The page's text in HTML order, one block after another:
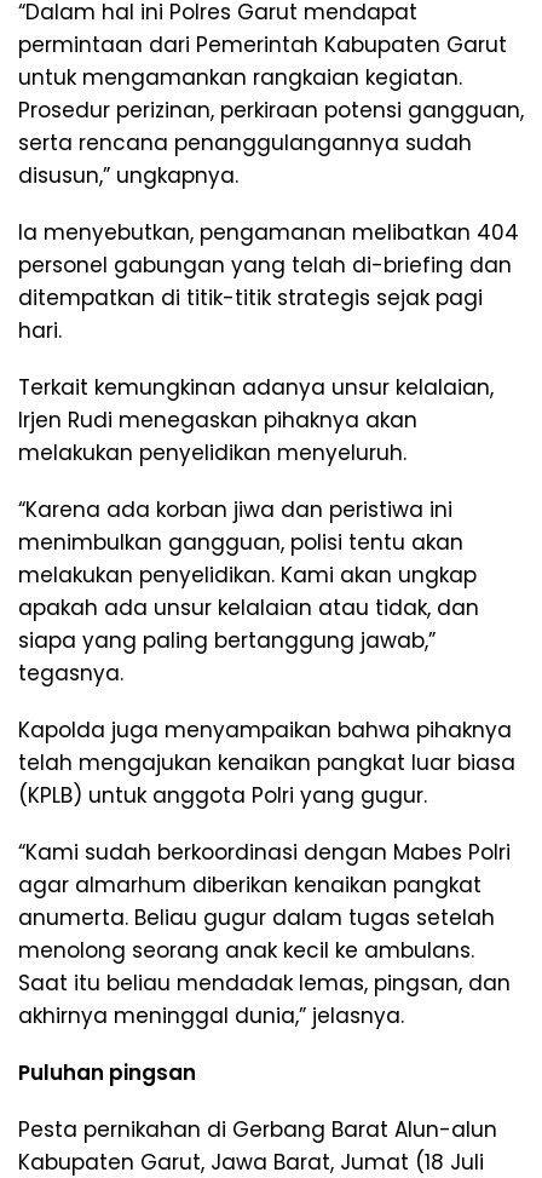
“Dalam hal ini Polres Garut mendapat
permintaan dari Pemerintah Kabupaten Garut
untuk mengamankan rangkaian kegiatan.
Prosedur perizinan, perkiraan potensi gangguan,
serta rencana penanggulangannya sudah
disusun,” ungkapnya.
Ia menyebutkan, pengamanan melibatkan 404
personel gabungan yang telah di-briefing dan
ditempatkan di titik-titik strategis sejak pagi
hari.
Terkait kemungkinan adanya unsur kelalaian,
Irjen Rudi menegaskan pihaknya akan
melakukan penyelidikan menyeluruh.
“Karena ada korban jiwa dan peristiwa ini
menimbulkan gangguan, polisi tentu akan
melakukan penyelidikan. Kami akan ungkap
apakah ada unsur kelalaian atau tidak, dan
siapa yang paling bertanggung jawab,”
tegasnya.
Kapolda juga menyampaikan bahwa pihaknya
telah mengajukan kenaikan pangkat luar biasa
(KPLB) untuk anggota Polri yang gugur.
“Kami sudah berkoordinasi dengan Mabes Polri
agar almarhum diberikan kenaikan pangkat
anumerta. Beliau gugur dalam tugas setelah
menolong seorang anak kecil ke ambulans.
Saat itu beliau mendadak lemas, pingsan, dan
akhirnya meninggal dunia,” jelasnya.
Puluhan pingsan
Pesta pernikahan di Gerbang Barat Alun-alun
Kabupaten Garut, Jawa Barat, Jumat (18 Juli